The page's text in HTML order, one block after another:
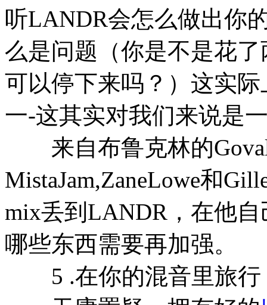
听LANDR会怎么做出你
么是问题（你是不是花
可以停下来吗？）这实
一-这其实对我们来说是
来自布鲁克林的
MistaJam,ZaneLowe和
mix丢到LANDR，在他
哪些东西需要再加强。
5 .在你的混音里旅行